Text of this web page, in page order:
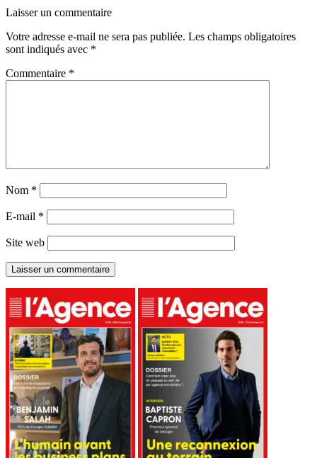
Laisser un commentaire
Votre adresse e-mail ne sera pas publiée. Les champs obligatoires
sont indiqués avec *
Commentaire *
Nom *
E-mail *
Site web